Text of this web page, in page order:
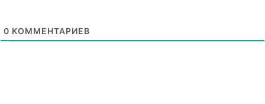
0 КОММЕНТАРИЕВ